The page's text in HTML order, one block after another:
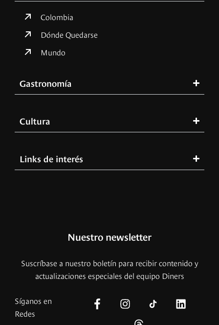
Colombia
Dónde Quedarse
Mundo
Gastronomía
Cultura
Links de interés
Nuestro newsletter
Suscríbase a nuestro boletín para recibir contenido y
actualizaciones especiales del equipo Diners
Síganos en
Redes